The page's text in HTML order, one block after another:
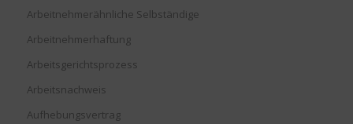
Arbeitnehmerähnliche Selbständige
Arbeitnehmerhaftung
Arbeitsgerichtsprozess
Arbeitsnachweis
Aufhebungsvertrag